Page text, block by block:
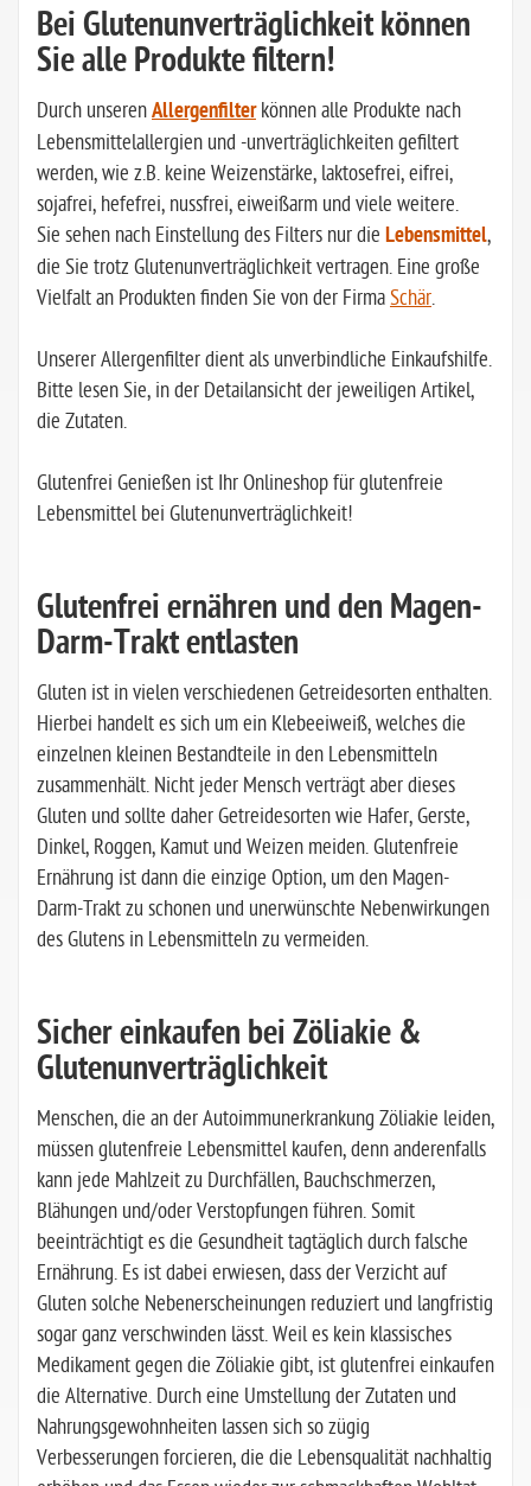
Bei Glutenunverträglichkeit können
Sie alle Produkte filtern!
Durch unserenAllergenfilter können alle Produkte nach
Lebensmittelallergien und -unverträglichkeiten gefiltert
werden, wie z.B. keine Weizenstärke, laktosefrei, eifrei,
sojafrei, hefefrei, nussfrei, eiweißarm und viele weitere.
Sie sehen nach Einstellung des Filters nur die Lebensmittel,
die Sie trotz Glutenunverträglichkeit vertragen. Eine große
Vielfalt an Produkten finden Sie von der FirmaSchär.
Unserer Allergenfilter dient als unverbindliche Einkaufshilfe.
Bitte lesen Sie, in der Detailansicht der jeweiligen Artikel,
die Zutaten.
Glutenfrei Genießen ist Ihr Onlineshop für glutenfreie
Lebensmittel bei Glutenunverträglichkeit!
Glutenfrei ernähren und den Magen-
Darm-Trakt entlasten
Gluten ist in vielen verschiedenen Getreidesorten enthalten.
Hierbei handelt es sich um ein Klebeeiweiß, welches die
einzelnen kleinen Bestandteile in den Lebensmitteln
zusammenhält. Nicht jeder Mensch verträgt aber dieses
Gluten und sollte daher Getreidesorten wie Hafer, Gerste,
Dinkel, Roggen, Kamut und Weizen meiden. Glutenfreie
Ernährung ist dann die einzige Option, um den Magen-
Darm-Trakt zu schonen und unerwünschte Nebenwirkungen
des Glutens in Lebensmitteln zu vermeiden.
Sicher einkaufen bei Zöliakie &
Glutenunverträglichkeit
Menschen, die an der Autoimmunerkrankung Zöliakie leiden,
müssen glutenfreie Lebensmittel kaufen, denn anderenfalls
kann jede Mahlzeit zu Durchfällen, Bauchschmerzen,
Blähungen und/oder Verstopfungen führen. Somit
beeinträchtigt es die Gesundheit tagtäglich durch falsche
Ernährung. Es ist dabei erwiesen, dass der Verzicht auf
Gluten solche Nebenerscheinungen reduziert und langfristig
sogar ganz verschwinden lässt. Weil es kein klassisches
Medikament gegen die Zöliakie gibt, ist glutenfrei einkaufen
die Alternative. Durch eine Umstellung der Zutaten und
Nahrungsgewohnheiten lassen sich so zügig
Verbesserungen forcieren, die die Lebensqualität nachhaltig